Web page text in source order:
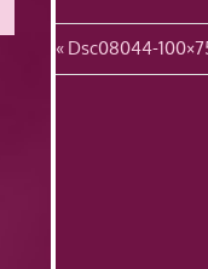
Vorheriger
Beitrag:
Dsc08044-